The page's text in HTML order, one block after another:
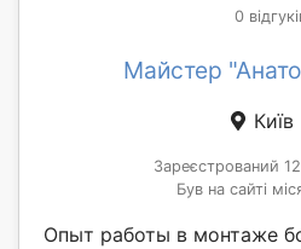
0
Майстер
Київ
Зареєстрований
Був на сайті
Опыт работы в монтаже